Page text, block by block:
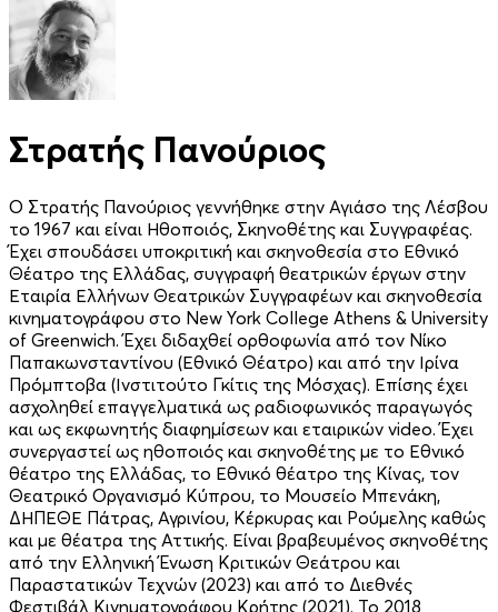
Στρατής Πανούριος
Ο Στρατής Πανούριος γεννήθηκε στην Αγιάσο της Λέσβου
το 1967 και είναι Ηθοποιός, Σκηνοθέτης και Συγγραφέας.
Έχει σπουδάσει υποκριτική και σκηνοθεσία στο Εθνικό
Θέατρο της Ελλάδας, συγγραφή θεατρικών έργων στην
Εταιρία Ελλήνων Θεατρικών Συγγραφέων και σκηνοθεσία
κινηματογράφου στο New York College Athens & University
of Greenwich. Έχει διδαχθεί ορθοφωνία από τον Νίκο
Παπακωνσταντίνου (Εθνικό Θέατρο) και από την Ιρίνα
Πρόμπτοβα (Ινστιτούτο Γκίτις της Μόσχας). Επίσης έχει
ασχοληθεί επαγγελματικά ως ραδιοφωνικός παραγωγός
και ως εκφωνητής διαφημίσεων και εταιρικών video. Έχει
συνεργαστεί ως ηθοποιός και σκηνοθέτης με το Εθνικό
θέατρο της Ελλάδας, το Εθνικό θέατρο της Κίνας, τον
Θεατρικό Οργανισμό Κύπρου, το Μουσείο Μπενάκη,
ΔΗΠΕΘΕ Πάτρας, Αγρινίου, Κέρκυρας και Ρούμελης καθώς
και με θέατρα της Αττικής. Είναι βραβευμένος σκηνοθέτης
από την Ελληνική Ένωση Κριτικών Θεάτρου και
Παραστατικών Τεχνών (2023) και από το Διεθνές
Φεστιβάλ Κινηματογράφου Κρήτης (2021). Το 2018